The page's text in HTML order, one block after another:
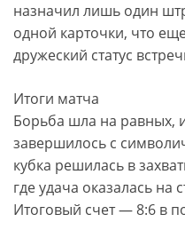
назначил лишь один
одной карточки, что
дружеский статус
Итоги матча
Борьба шла на равных,
завершилось с
кубка решилась в
где удача оказалась
Итоговый счет — 8:6 в